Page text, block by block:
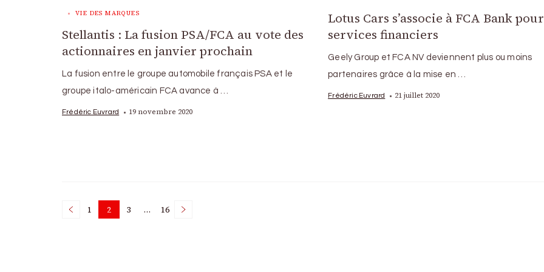
VIE DES MARQUES
Stellantis : La fusion PSA/FCA au vote des
actionnaires en janvier prochain
La fusion entre le groupe automobile français PSA et le
groupe italo-américain FCA avance à …
Frédéric Euvrard 19 novembre 2020
Lotus Cars s’associe à FCA Bank
services financiers
Geely Group et FCA NV deviennent plus ou moins
partenaires grâce à la mise en …
Frédéric Euvrard 21 juillet 2020
Posts
Page
1 Page
2 Page
3 … Page
16